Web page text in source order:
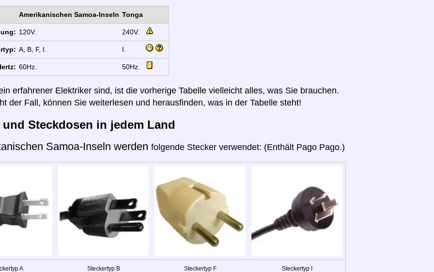
Amerikanischen Samoa-Inseln Tonga
120V. 240V.
A, B, F, I. I.
60Hz. 50Hz.
erfahrener Elektriker sind, ist die vorherige Tabelle vielleicht alles, was Sie brauchen.
der Fall, können Sie weiterlesen und herausfinden, was in der Tabelle steht!
und Steckdosen in jedem Land
Samoa-Inseln werden folgende Stecker verwendet: (Enthält Pago Pago.)
A Steckertyp B Steckertyp F Steckertyp I